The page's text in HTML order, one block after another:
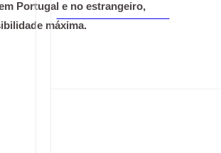
Portugal e no estrangeiro,
máxima.
Encontra um consultor